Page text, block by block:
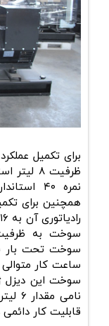
برای تکمیل
ظرفیت
نمره ۴۰
همچنین برای
ساعت کار
قابلیت کار